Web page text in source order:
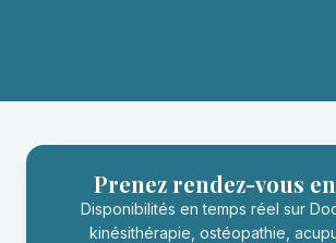
Prenez rendez-vous
Disponibilités en temps réel sur
kinésithérapie, ostéopathie,